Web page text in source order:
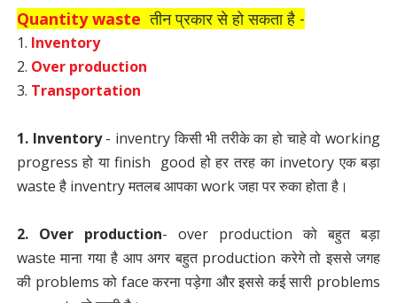
Quantity waste तीन प्रकार से हो सकता है -
1. Inventory
2. Over production
3. Transportation
1. Inventory- inventry किसी भी तरीके का हो चाहे वो working
progress हो या finish good हो हर तरह का invetory एक बड़ा
waste है inventry मतलब आपका work जहा पर रुका होता है।
2. Over production- over production को बहुत बड़ा
waste माना गया है आप अगर बहुत production करेगे तो इससे जगह
की problems को face करना पड़ेगा और इससे कई सारी problems